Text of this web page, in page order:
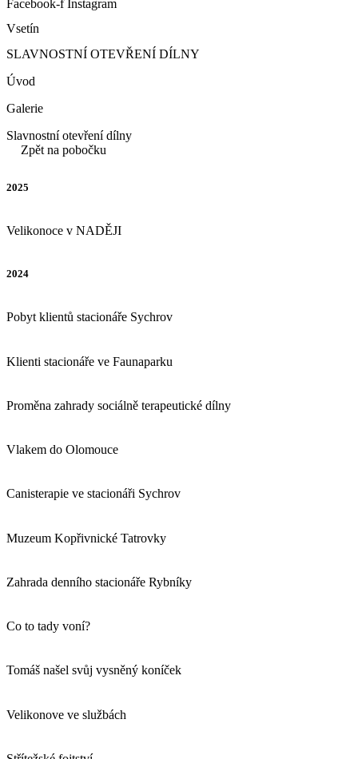
Facebook-f Instagram
Vsetín
SLAVNOSTNÍ OTEVŘENÍ DÍLNY
Úvod
Galerie
Slavnostní otevření dílny
Zpět na pobočku
2025
Velikonoce v NADĚJI
2024
Pobyt klientů stacionáře Sychrov
Klienti stacionáře ve Faunaparku
Proměna zahrady sociálně terapeutické dílny
Vlakem do Olomouce
Canisterapie ve stacionáři Sychrov
Muzeum Kopřivnické Tatrovky
Zahrada denního stacionáře Rybníky
Co to tady voní?
Tomáš našel svůj vysněný koníček
Velikonove ve službách